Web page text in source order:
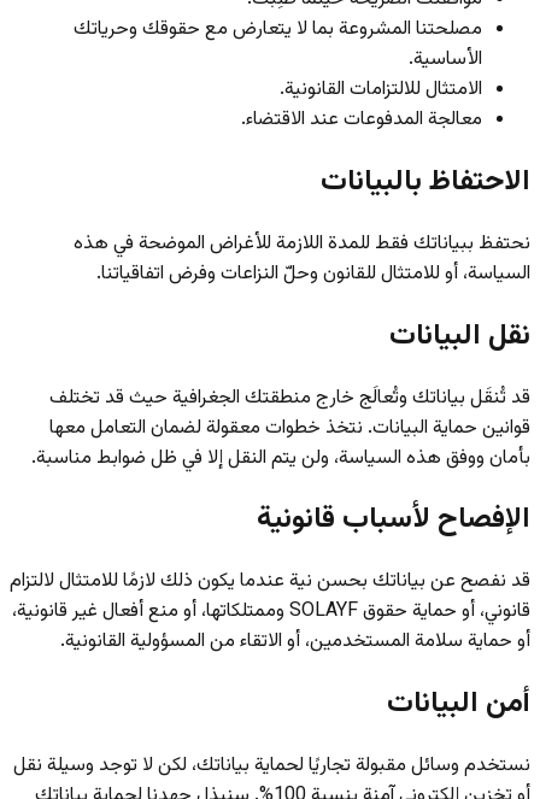
مصلحتنا المشروعة بما لا يتعارض مع حقوقك وحرياتك
الأساسية.
الامتثال للالتزامات القانونية.
معالجة المدفوعات عند الاقتضاء.
الاحتفاظ بالبيانات
نحتفظ ببياناتك فقط للمدة اللازمة للأغراض الموضحة في هذه
السياسة، أو للامتثال للقانون وحلّ النزاعات وفرض اتفاقياتنا.
نقل البيانات
قد تُنقَل بياناتك وتُعالَج خارج منطقتك الجغرافية حيث قد تختلف
قوانين حماية البيانات. نتخذ خطوات معقولة لضمان التعامل معها
بأمان ووفق هذه السياسة، ولن يتم النقل إلا في ظل ضوابط مناسبة.
الإفصاح لأسباب قانونية
قد نفصح عن بياناتك بحسن نية عندما يكون ذلك لازمًا للامتثال لالتزام
قانوني، أو حماية حقوق SOLAYF وممتلكاتها، أو منع أفعال غير قانونية،
أو حماية سلامة المستخدمين، أو الاتقاء من المسؤولية القانونية.
أمن البيانات
نستخدم وسائل مقبولة تجاريًا لحماية بياناتك، لكن لا توجد وسيلة نقل